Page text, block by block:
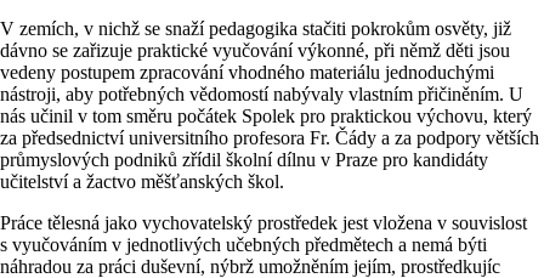
V zemích, v nichž se snaží pedagogika stačiti pokrokům osvěty, již
dávno se zařizuje praktické vyučování výkonné, při němž děti jsou
vedeny postupem zpracování vhodného materiálu jednoduchými
nástroji, aby potřebných vědomostí nabývaly vlastním přičiněním. U
nás učinil v tom směru počátek Spolek pro praktickou výchovu, který
za předsednictví universitního profesora Fr. Čády a za podpory větších
průmyslových podniků zřídil školní dílnu v Praze pro kandidáty
učitelství a žactvo měšťanských škol.
Práce tělesná jako vychovatelský prostředek jest vložena v souvislost
s vyučováním v jednotlivých učebných předmětech a nemá býti
náhradou za práci duševní, nýbrž umožněním jejím, prostředkujíc